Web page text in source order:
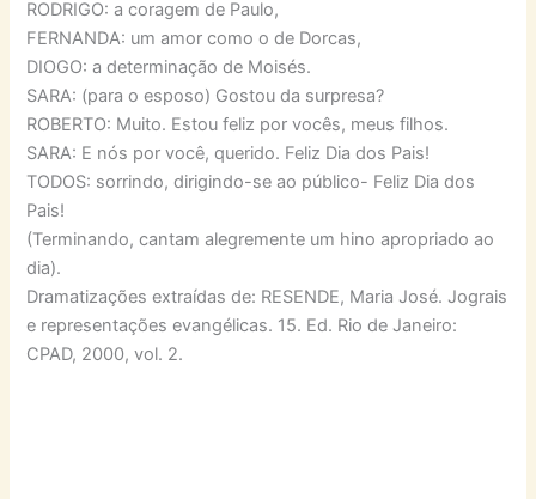
RODRIGO: a coragem de Paulo,
FERNANDA: um amor como o de Dorcas,
DIOGO: a determinação de Moisés.
SARA: (para o esposo) Gostou da surpresa?
ROBERTO: Muito. Estou feliz por vocês, meus filhos.
SARA: E nós por você, querido. Feliz Dia dos Pais!
TODOS: sorrindo, dirigindo-se ao público- Feliz Dia dos
Pais!
(Terminando, cantam alegremente um hino apropriado ao
dia).
Dramatizações extraídas de: RESENDE, Maria José. Jograis
e representações evangélicas. 15. Ed. Rio de Janeiro:
CPAD, 2000, vol. 2.